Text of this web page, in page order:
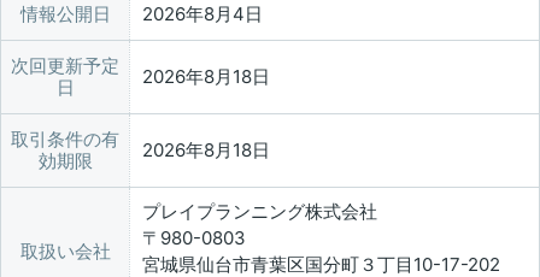
情報公開日 2026年8月4日
次回更新予定
日
2026年8月18日
取引条件の有
効期限
2026年8月18日
取扱い会社
プレイプランニング株式会社
〒980-0803
宮城県仙台市青葉区国分町３丁目10-17-202